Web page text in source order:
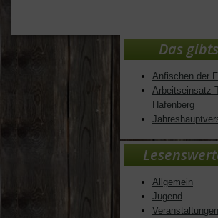
Das
Anfischen der
Arbeitseinsatz
Hafenberg
Allgemein
Jugend
Veranstaltungen